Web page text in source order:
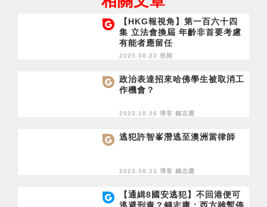
【HKG報視角】第一百六十四
集 立法會換屆 年齡非首要考慮
有能者應留任
2025.08.23 視頻
政治表達招來哈佛學生被取消工
作機會？
2023.10.26 博客 錢志庸
逃犯許智峯潛逃至澳洲當律師
2023.08.23 博客 錢志庸
【通緝8國安逃犯】不回港便可